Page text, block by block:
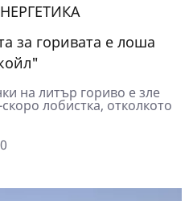
за горивата е лоша
на литър гориво е зле
лобистка, отколкото
0